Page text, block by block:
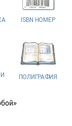
ISBN НОМЕР
И
ПОЛИГРАФИЯ